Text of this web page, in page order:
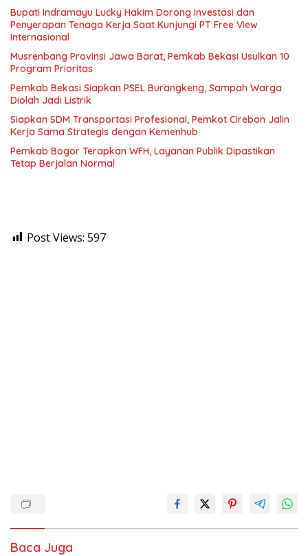
Bupati Indramayu Lucky Hakim Dorong Investasi dan
Penyerapan Tenaga Kerja Saat Kunjungi PT Free View
Internasional
Musrenbang Provinsi Jawa Barat, Pemkab Bekasi Usulkan 10
Program Prioritas
Pemkab Bekasi Siapkan PSEL Burangkeng, Sampah Warga
Diolah Jadi Listrik
Siapkan SDM Transportasi Profesional, Pemkot Cirebon Jalin
Kerja Sama Strategis dengan Kemenhub
Pemkab Bogor Terapkan WFH, Layanan Publik Dipastikan
Tetap Berjalan Normal
Post Views: 597
Baca Juga